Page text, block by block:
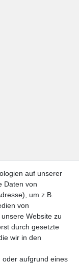
auf unserer
Daten von
um z.B.
von
Website zu
durch gesetzte
wir in den
oder aufgrund eines